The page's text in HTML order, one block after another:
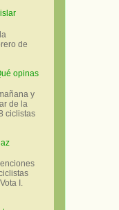
de
opinas
y
de la
ciclistas
I.